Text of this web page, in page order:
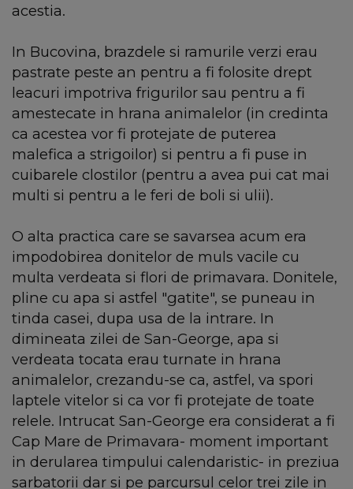
acestia.
In Bucovina, brazdele si ramurile verzi erau
pastrate peste an pentru a fi folosite drept
leacuri impotriva frigurilor sau pentru a fi
amestecate in hrana animalelor (in credinta
ca acestea vor fi protejate de puterea
malefica a strigoilor) si pentru a fi puse in
cuibarele clostilor (pentru a avea pui cat mai
multi si pentru a le feri de boli si ulii).
O alta practica care se savarsea acum era
impodobirea donitelor de muls vacile cu
multa verdeata si flori de primavara. Donitele,
pline cu apa si astfel "gatite", se puneau in
tinda casei, dupa usa de la intrare. In
dimineata zilei de San-George, apa si
verdeata tocata erau turnate in hrana
animalelor, crezandu-se ca, astfel, va spori
laptele vitelor si ca vor fi protejate de toate
relele. Intrucat San-George era considerat a fi
Cap Mare de Primavara- moment important
in derularea timpului calendaristic- in preziua
sarbatorii dar si pe parcursul celor trei zile in